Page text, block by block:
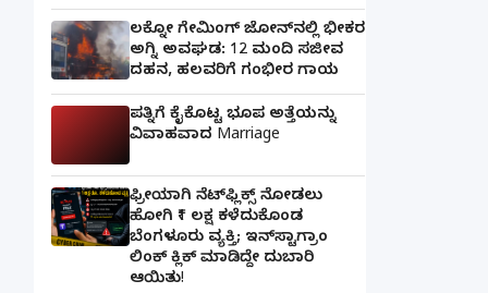
ಲಕ್ನೋ ಗೇಮಿಂಗ್ ಜೋನ್‌ನಲ್ಲಿ ಭೀಕರ
ಅಗ್ನಿ ಅವಘಡ: 12 ಮಂದಿ ಸಜೀವ
ದಹನ, ಹಲವರಿಗೆ ಗಂಭೀರ ಗಾಯ
ಪತ್ನಿಗೆ ಕೈಕೊಟ್ಟ ಭೂಪ ಅತ್ತೆಯನ್ನು
ವಿವಾಹವಾದ Marriage
ಫ್ರೀಯಾಗಿ ನೆಟ್‌ಫ್ಲಿಕ್ಸ್ ನೋಡಲು
ಹೋಗಿ ₹1 ಲಕ್ಷ ಕಳೆದುಕೊಂಡ
ಬೆಂಗಳೂರು ವ್ಯಕ್ತಿ; ಇನ್‌ಸ್ಟಾಗ್ರಾಂ
ಲಿಂಕ್ ಕ್ಲಿಕ್ ಮಾಡಿದ್ದೇ ದುಬಾರಿ
ಆಯಿತು!